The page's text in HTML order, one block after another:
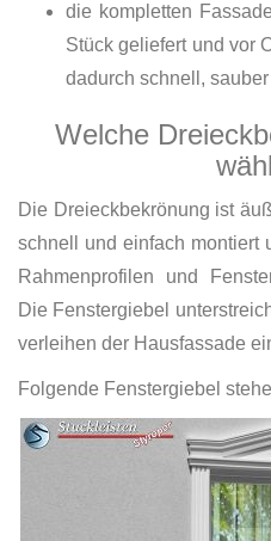
die kompletten
Stück geliefert und vor
dadurch schnell,
Welche
Die Dreieckbekrönung ist
schnell und einfach montiert
Rahmenprofilen und
Die Fenstergiebel
verleihen der Hausfassade
Folgende Fenstergiebel